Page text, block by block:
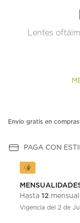
Lentes
Envío gratis en
PAGA CON
Hasta 12
Vigencia del 2 de